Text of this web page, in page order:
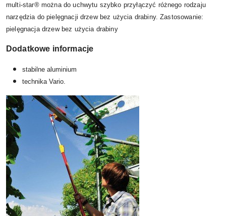
multi-star® można do uchwytu szybko przyłączyć różnego rodzaju
narzędzia do pielęgnacji drzew bez użycia drabiny. Zastosowanie:
pielęgnacja drzew bez użycia drabiny
Dodatkowe informacje
stabilne aluminium
technika Vario.